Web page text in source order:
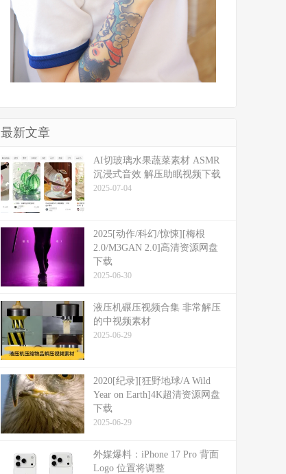
最新文章
​​AI切玻璃水果蔬菜素材 ASMR
沉浸式音效 解压助眠视频下载
2025-07-04
2025[动作/科幻/惊悚][梅根
2.0/M3GAN 2.0]高清资源网盘
下载
2025-06-30
液压机碾压视频合集 非常解压
的中视频素材
2025-06-29
2020[纪录][狂野地球/A Wild
Year on Earth]4K超清资源网盘
下载
2025-06-29
外媒爆料：​​iPhone 17 Pro 背面
Logo 位置将调整​​